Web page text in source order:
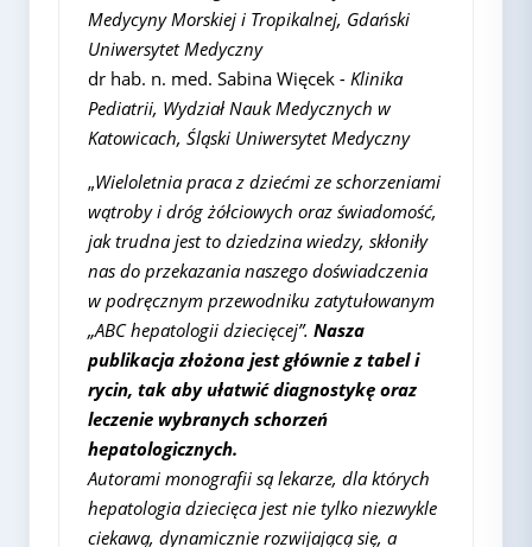
Medycyny Morskiej i Tropikalnej, Gdański
Uniwersytet Medyczny
dr hab. n. med. Sabina Więcek - Klinika
Pediatrii, Wydział Nauk Medycznych w
Katowicach, Śląski Uniwersytet Medyczny
„Wieloletnia praca z dziećmi ze schorzeniami
wątroby i dróg żółciowych oraz świadomość,
jak trudna jest to dziedzina wiedzy, skłoniły
nas do przekazania naszego doświadczenia
w podręcznym przewodniku zatytułowanym
„ABC hepatologii dziecięcej”. Nasza
publikacja złożona jest głównie z tabel i
rycin, tak aby ułatwić diagnostykę oraz
leczenie wybranych schorzeń
hepatologicznych.
Autorami monografii są lekarze, dla których
hepatologia dziecięca jest nie tylko niezwykle
ciekawą, dynamicznie rozwijającą się, a